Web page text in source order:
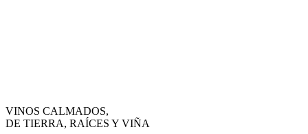
VINOS CALMADOS,
DE TIERRA, RAÍCES Y VIÑA